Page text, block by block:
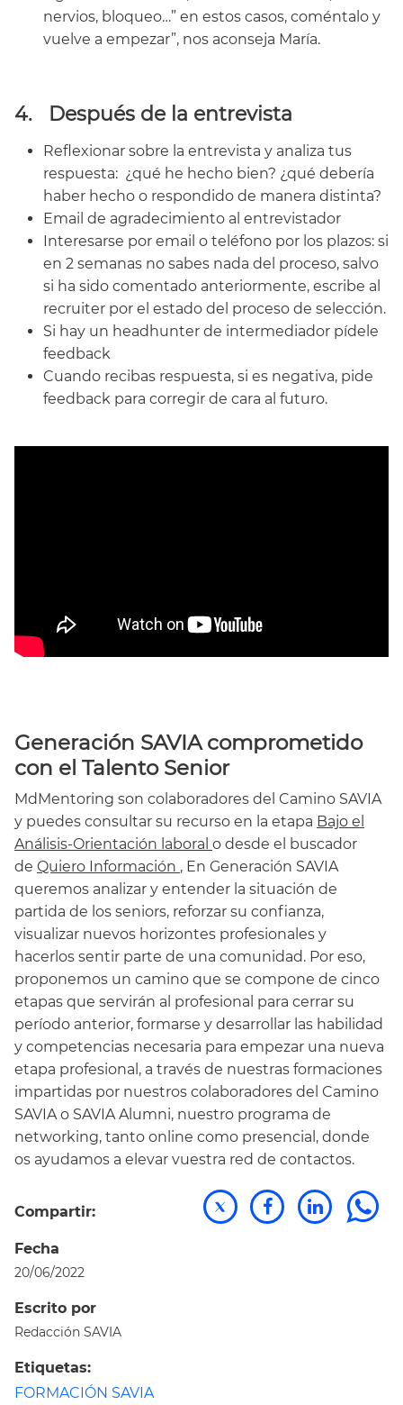
nervios, bloqueo…” en estos casos, coméntalo y
vuelve a empezar”, nos aconseja María.
4. Después de la entrevista
Reflexionar sobre la entrevista y analiza tus
respuesta: ¿qué he hecho bien? ¿qué debería
haber hecho o respondido de manera distinta?
Email de agradecimiento al entrevistador
Interesarse por email o teléfono por los plazos: si
en 2 semanas no sabes nada del proceso, salvo
si ha sido comentado anteriormente, escribe al
recruiter por el estado del proceso de selección.
Si hay un headhunter de intermediador pídele
feedback
Cuando recibas respuesta, si es negativa, pide
feedback para corregir de cara al futuro.
Generación SAVIA comprometido
con el Talento Senior
MdMentoring son colaboradores del Camino SAVIA
y puedes consultar su recurso en la etapa Bajo el
Análisis-Orientación laboral o desde el buscador
de Quiero Información , En Generación SAVIA
queremos analizar y entender la situación de
partida de los seniors, reforzar su confianza,
visualizar nuevos horizontes profesionales y
hacerlos sentir parte de una comunidad. Por eso,
proponemos un camino que se compone de cinco
etapas que servirán al profesional para cerrar su
período anterior, formarse y desarrollar las habilidad
y competencias necesaria para empezar una nueva
etapa profesional, a través de nuestras formaciones
impartidas por nuestros colaboradores del Camino
SAVIA o SAVIA Alumni, nuestro programa de
networking, tanto online como presencial, donde
os ayudamos a elevar vuestra red de contactos.
Compartir:
Fecha
20/06/2022
Escrito por
Redacción SAVIA
Etiquetas:
FORMACIÓN SAVIA